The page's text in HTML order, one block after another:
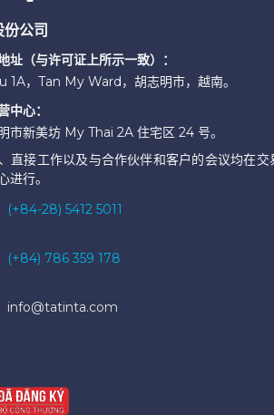
公司
址（与许可证上所示一致）：
1A，Tan My Ward，胡志明市，越南。
中心：
市新美坊 My Thai 2A 住宅区 24 号。
直接工作以及与合作伙伴和客户的会议均在交
进行。
(+84-28) 5412 5011
(+84) 786 359 178
info@tatinta.com